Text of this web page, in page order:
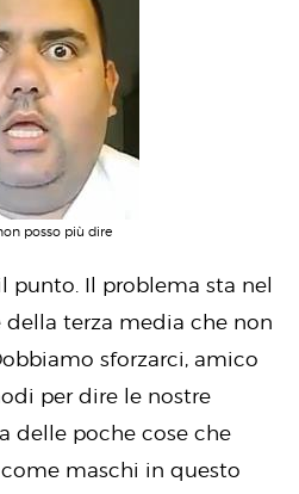
posso più dire
punto. Il problema sta nel
della terza media che non
sforzarci, amico
per dire le nostre
delle poche cose che
maschi in questo